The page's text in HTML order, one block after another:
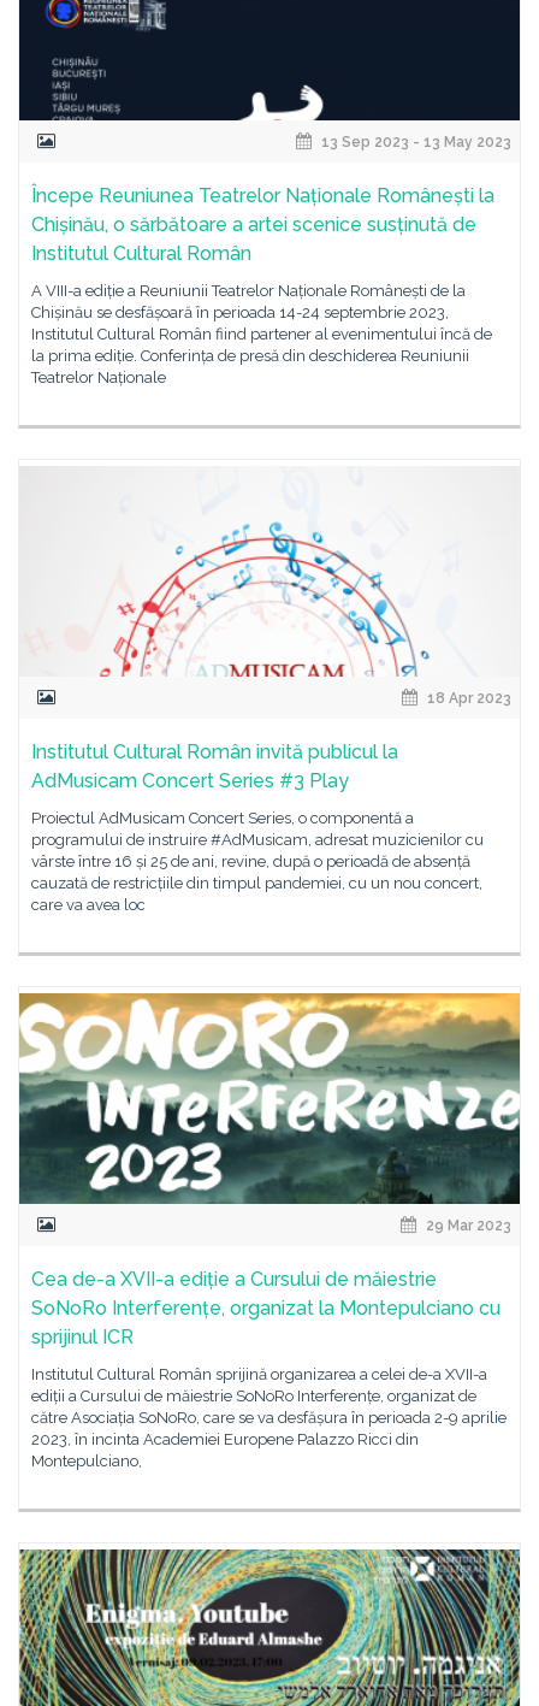
13 Sep 2023 - 13 May 2023
Începe Reuniunea Teatrelor Naționale Românești la
Chișinău, o sărbătoare a artei scenice susținută de
Institutul Cultural Român
A VIII-a ediție a Reuniunii Teatrelor Naționale Românești de la
Chișinău se desfășoară în perioada 14-24 septembrie 2023,
Institutul Cultural Român fiind partener al evenimentului încă de
la prima ediție. Conferința de presă din deschiderea Reuniunii
Teatrelor Naționale
18 Apr 2023
Institutul Cultural Român invită publicul la
AdMusicam Concert Series #3 Play
Proiectul AdMusicam Concert Series, o componentă a
programului de instruire #AdMusicam, adresat muzicienilor cu
vârste între 16 și 25 de ani, revine, după o perioadă de absență
cauzată de restricțiile din timpul pandemiei, cu un nou concert,
care va avea loc
29 Mar 2023
Cea de-a XVII-a ediție a Cursului de măiestrie
SoNoRo Interferențe, organizat la Montepulciano cu
sprijinul ICR
Institutul Cultural Român sprijină organizarea a celei de-a XVII-a
ediții a Cursului de măiestrie SoNoRo Interferențe, organizat de
către Asociația SoNoRo, care se va desfășura în perioada 2-9 aprilie
2023, în incinta Academiei Europene Palazzo Ricci din
Montepulciano,